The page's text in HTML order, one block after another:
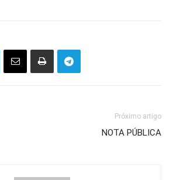
Próximo artigo
NOTA PÚBLICA